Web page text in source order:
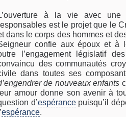
à la vie avec une
est le projet que le
dans le corps des hommes et
confie aux époux et à
l’engagement législatif
des communautés
dans toutes ses
de nouveaux enfants
amour donne son avenir à
d’espérancepuisqu’il
espérance.